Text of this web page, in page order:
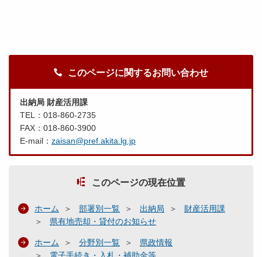
このページに関するお問い合わせ
出納局 財産活用課
TEL：018-860-2735
FAX：018-860-3900
E-mail： zaisan@pref.akita.lg.jp
このページの現在位置
ホーム 部署別一覧 出納局
財産活用課
県有地売却・貸付のお知らせ
ホーム 分野別一覧
県政情報